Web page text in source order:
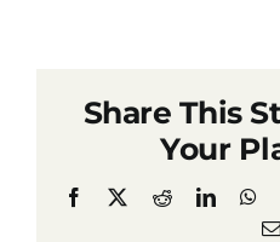
Share This
Your
Facebook Reddit